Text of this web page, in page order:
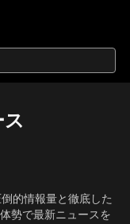
倒的情報量と徹底した
勢で最新ニュースを